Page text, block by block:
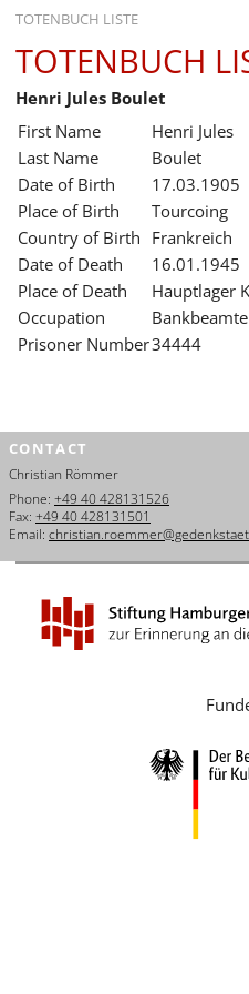
TOTENBUCH LISTE
STARTSEITE
AUSSTELLUNGEN
GESCHICHTE
BILDUNG
FORSCHUNG
SERVICE
Leichte Sprache Back
Dansk
Español
Italiano
TOTENBUCH
Henri Jules Boulet
First Name
Henri Jules
Last Name
Boulet
Date of Birth
17.03.1905
Place of Birth
Tourcoing
Country of Birth Frankreich
Date of Death
16.01.1945
Place of Death
Hauptlager
Occupation
Prisoner Number34444
CONTACT
Christian Römmer
Phone: +49 40 428131526
Fax: +49 40 428131501
Email: